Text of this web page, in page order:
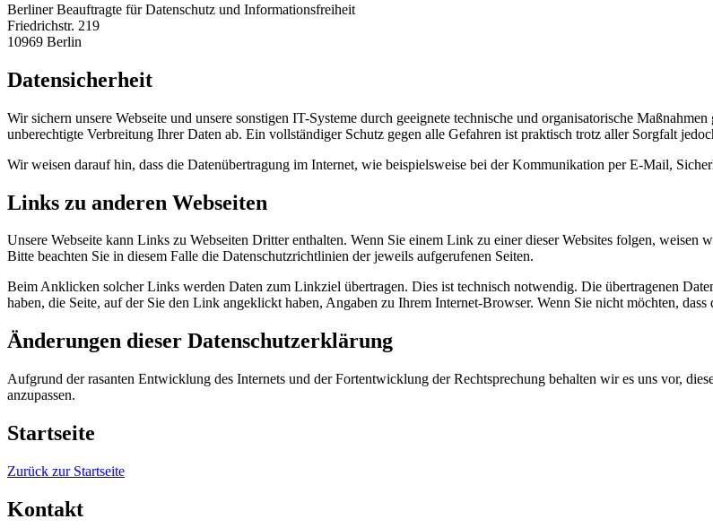
Berliner Beauftragte für Datenschutz und Informationsfreiheit
Friedrichstr. 219
10969 Berlin
Datensicherheit
Wir sichern unsere Webseite und unsere sonstigen IT-Systeme durch geeignete technische und organisatorische
unberechtigte Verbreitung Ihrer Daten ab. Ein vollständiger Schutz gegen alle Gefahren ist praktisch trotz aller Sorgfalt
Wir weisen darauf hin, dass die Datenübertragung im Internet, wie beispielsweise bei der Kommunikation per E-Mail,
Links zu anderen Webseiten
Unsere Webseite kann Links zu Webseiten Dritter enthalten. Wenn Sie einem Link zu einer dieser Websites folgen, weisen
Bitte beachten Sie in diesem Falle die Datenschutzrichtlinien der jeweils aufgerufenen Seiten.
Beim Anklicken solcher Links werden Daten zum Linkziel übertragen. Dies ist technisch notwendig. Die übertragenen
haben, die Seite, auf der Sie den Link angeklickt haben, Angaben zu Ihrem Internet-Browser. Wenn Sie nicht möchten,
Änderungen dieser Datenschutzerklärung
Aufgrund der rasanten Entwicklung des Internets und der Fortentwicklung der Rechtsprechung behalten wir es uns vor,
anzupassen.
Startseite
Zurück zur Startseite
Kontakt